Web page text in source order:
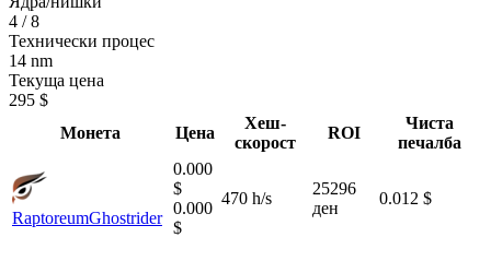
4 / 8
Технически процес
14 nm
Текуща цена
295 $
Монета
Цена
Хеш-
скорост
ROI
Чиста
печалба
RaptoreumGhostrider
0.000
$
0.000
$
470 h/s
25296
ден
0.012 $